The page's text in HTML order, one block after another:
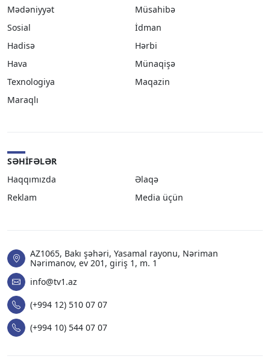
Mədəniyyət
Müsahibə
Sosial
İdman
Hadisə
Hərbi
Hava
Münaqişə
Texnologiya
Maqazin
Maraqlı
SƏHIFƏLƏR
Haqqımızda
Əlaqə
Reklam
Media üçün
AZ1065, Bakı şəhəri, Yasamal rayonu, Nəriman
Nərimanov, ev 201, giriş 1, m. 1
info@tv1.az
(+994 12) 510 07 07
(+994 10) 544 07 07